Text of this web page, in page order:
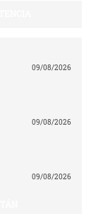
09/08/2026
09/08/2026
09/08/2026